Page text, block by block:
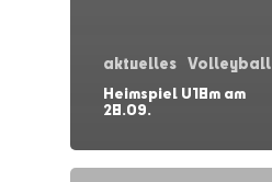
aktuelles Volleyball
Heimspiel U18m am
28.09.